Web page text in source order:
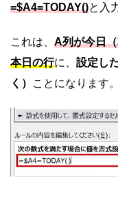
=$A4=TODAY()と入
これは、 A列が今日
本日の行に、 設定し
く）
ことになります。